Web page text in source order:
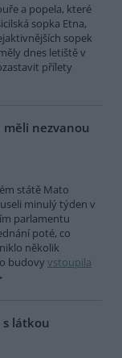
a popela, které
sopka Etna,
sopek
dnes letiště v
přílety
nezvanou
státě Mato
minulý týden v
parlamentu
poté, co
několik
budovy vstoupila
látkou